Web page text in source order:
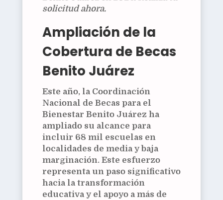
solicitud ahora.
Ampliación de la
Cobertura de Becas
Benito Juárez
Este año, la Coordinación
Nacional de Becas para el
Bienestar Benito Juárez ha
ampliado su alcance para
incluir 68 mil escuelas en
localidades de media y baja
marginación. Este esfuerzo
representa un paso significativo
hacia la transformación
educativa y el apoyo a más de